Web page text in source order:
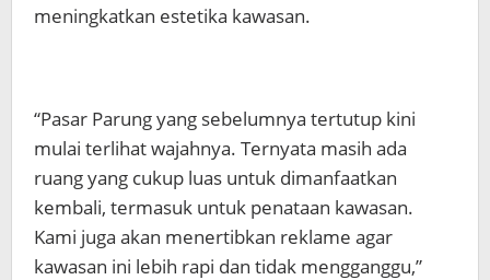
meningkatkan estetika kawasan.
“Pasar Parung yang sebelumnya tertutup kini
mulai terlihat wajahnya. Ternyata masih ada
ruang yang cukup luas untuk dimanfaatkan
kembali, termasuk untuk penataan kawasan.
Kami juga akan menertibkan reklame agar
kawasan ini lebih rapi dan tidak mengganggu,”